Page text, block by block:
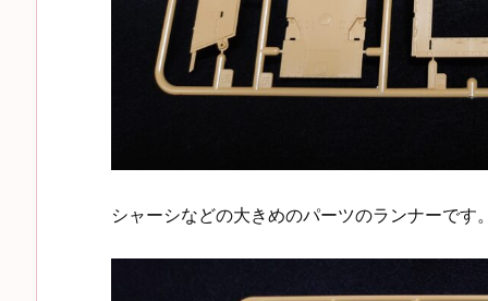
シャーシなどの大きめのパーツのランナーです